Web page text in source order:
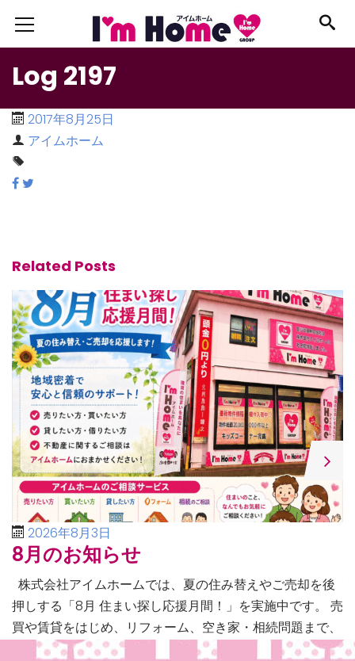
Log 2197
2017年8月25日
アイムホーム
Related Posts
2026年8月3日
8月のお知らせ
株式会社アイムホームでは、夏の住み替えやご売却を後
押しする「8月 住まい探し応援月間！」を実施中です。 売
買や賃貸をはじめ、リフォーム、空き家・相続問題まで、
不動産に関するあらゆるご相談に幅広く対応いたしま […]